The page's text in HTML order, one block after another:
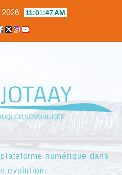
2026 11:01:48 AM
numérique dans
évolution.